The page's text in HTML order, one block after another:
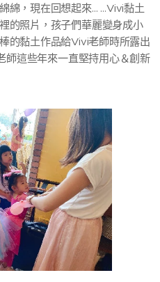
綿，現在回想起來… …Vivi黏土
的照片，孩子們華麗變身成小
的黏土作品給Vivi老師時所露出
師這些年來一直堅持用心＆創新